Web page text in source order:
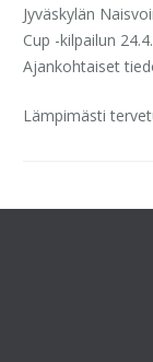
Jyväskylän
Cup -kilpailun
Ajankohtaiset
Lämpimästi